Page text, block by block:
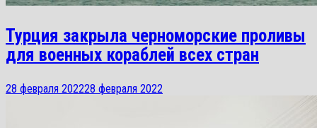
Турция закрыла черноморские проливы
для военных кораблей всех стран
28 февраля 202228 февраля 2022